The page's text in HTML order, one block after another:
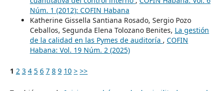
Núm. 1 (2012): COFIN Habana
Katherine Gissella Santiana Rosado, Sergio Pozo
Ceballos, Segunda Elena Tolozano Benites, La gestión
de la calidad en las Pymes de auditoría , COFIN
Habana: Vol. 19 Núm. 2 (2025)
1 2 3 4 5 6 7 8 9 10 > >>